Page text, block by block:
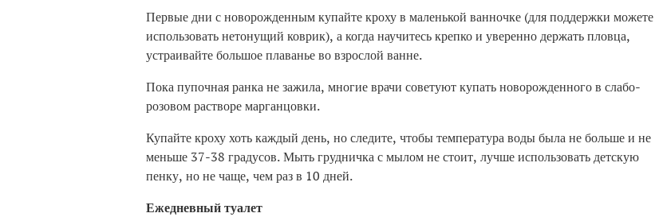
Первые дни с новорожденным купайте кроху в маленькой ванночке (для поддержки можете
использовать нетонущий коврик), а когда научитесь крепко и уверенно держать пловца,
устраивайте большое плаванье во взрослой ванне.
Пока пупочная ранка не зажила, многие врачи советуют купать новорожденного в слабо-
розовом растворе марганцовки.
Купайте кроху хоть каждый день, но следите, чтобы температура воды была не больше и не
меньше 37-38 градусов. Мыть грудничка с мылом не стоит, лучше использовать детскую
пенку, но не чаще, чем раз в 10 дней.
Ежедневный туалет